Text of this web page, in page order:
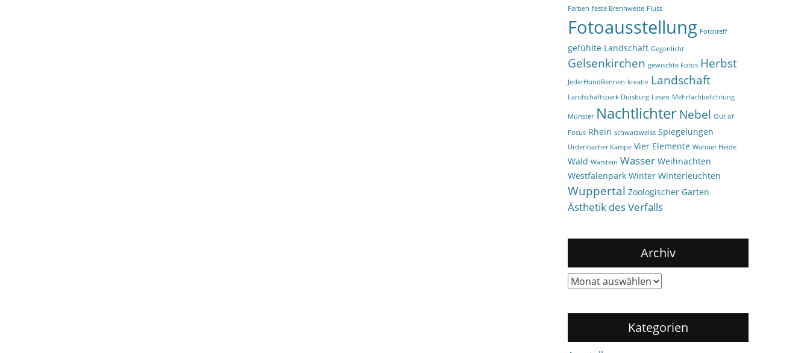
Farben feste Brennweite Fluss
Fotoausstellung Fototreff
gefühlte Landschaft Gegenlicht
Gelsenkirchen gewischte Fotos Herbst
JederHundRennen kreativ Landschaft
Landschaftspark Duisburg Lesen Mehrfachbelichtung
Münster NachtlichterNebel Out of
Focus Rhein schwarzweiss Spiegelungen
Urdenbacher Kämpe Vier Elemente Wahner Heide
Wald Warstein Wasser Weihnachten
Westfalenpark Winter Winterleuchten
Wuppertal Zoologischer Garten
Ästhetik des Verfalls
Archiv
Archiv
Kategorien